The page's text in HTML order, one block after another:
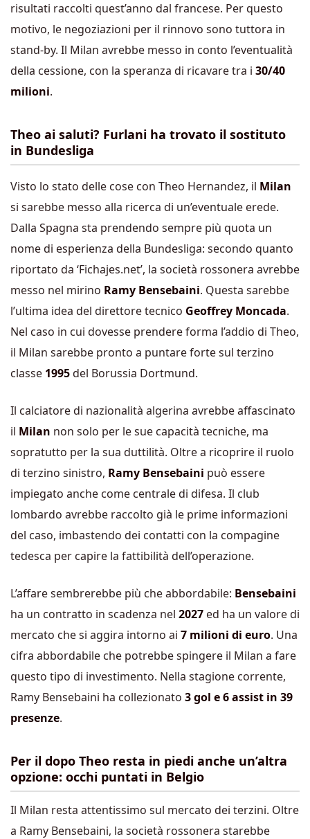
risultati raccolti quest’anno dal francese. Per questo
motivo, le negoziazioni per il rinnovo sono tuttora in
stand-by. Il Milan avrebbe messo in conto l’eventualità
della cessione, con la speranza di ricavare tra i 30/40
milioni.
Theo ai saluti? Furlani ha trovato il sostituto
in Bundesliga
Visto lo stato delle cose con Theo Hernandez, il Milan
si sarebbe messo alla ricerca di un’eventuale erede.
Dalla Spagna sta prendendo sempre più quota un
nome di esperienza della Bundesliga: secondo quanto
riportato da ‘Fichajes.net’, la società rossonera avrebbe
messo nel mirino Ramy Bensebaini. Questa sarebbe
l’ultima idea del direttore tecnico Geoffrey Moncada.
Nel caso in cui dovesse prendere forma l’addio di Theo,
il Milan sarebbe pronto a puntare forte sul terzino
classe 1995del Borussia Dortmund.
Il calciatore di nazionalità algerina avrebbe affascinato
il Milan non solo per le sue capacità tecniche, ma
sopratutto per la sua duttilità. Oltre a ricoprire il ruolo
di terzino sinistro, Ramy Bensebaini può essere
impiegato anche come centrale di difesa. Il club
lombardo avrebbe raccolto già le prime informazioni
del caso, imbastendo dei contatti con la compagine
tedesca per capire la fattibilità dell’operazione.
L’affare sembrerebbe più che abbordabile: Bensebaini
ha un contratto in scadenza nel 2027 ed ha un valore di
mercato che si aggira intorno ai 7 milioni di euro. Una
cifra abbordabile che potrebbe spingere il Milan a fare
questo tipo di investimento. Nella stagione corrente,
Ramy Bensebaini ha collezionato 3 gol e 6 assist in 39
presenze.
Per il dopo Theo resta in piedi anche un’altra
opzione: occhi puntati in Belgio
Il Milan resta attentissimo sul mercato dei terzini. Oltre
a Ramy Bensebaini, la società rossonera starebbe